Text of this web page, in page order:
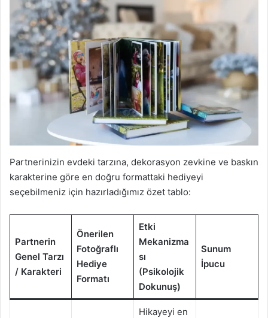
Partnerinizin evdeki tarzına, dekorasyon zevkine ve baskın
karakterine göre en doğru formattaki hediyeyi
seçebilmeniz için hazırladığımız özet tablo:
Partnerin
Genel Tarzı
/ Karakteri
Önerilen
Fotoğraflı
Hediye
Formatı
Etki
Mekanizma
sı
(Psikolojik
Dokunuş)
Sunum
İpucu
Hikayeyi en